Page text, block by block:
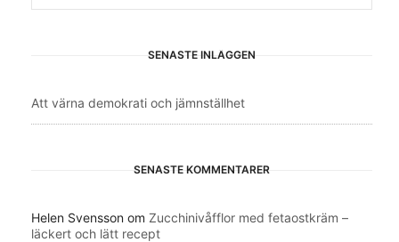
SENASTE INLÄGGEN
Att värna demokrati och jämnställhet
SENASTE KOMMENTARER
Helen Svensson om Zucchinivåfflor med fetaostkräm –
läckert och lätt recept